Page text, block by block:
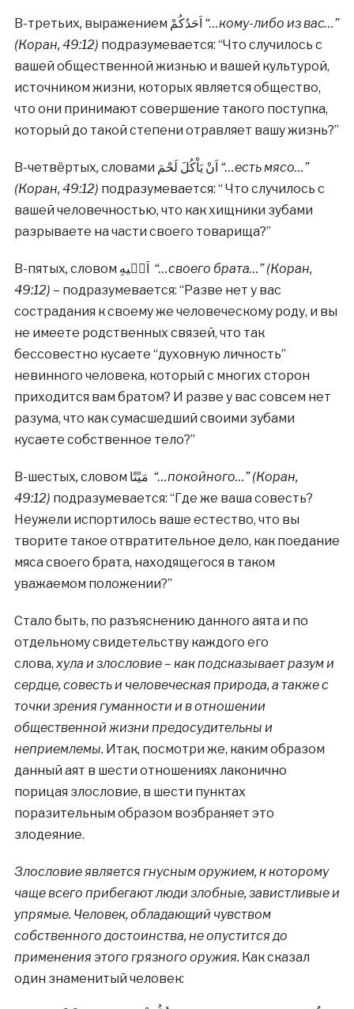
В-третьих,
“…кому-либо из вас…”
(Коран, 49:12) подразумевается: “Что случилось с
вашей общественной жизнью и вашей культурой,
источником жизни, которых является общество,
что они принимают совершение такого поступка,
который до такой степени отравляет вашу жизнь?”
В-четвёртых,
“…есть мясо…”
(Коран, 49:12) подразумевается: “ Что случилось с
вашей человечностью, что как хищники зубами
разрываете на части своего товарища?”
В-пятых,
“…своего брата…” (Коран,
49:12) – подразумевается: “Разве нет у вас
сострадания к своему же человеческому роду, и вы
не имеете родственных связей, что так
бессовестно кусаете “духовную личность”
невинного человека, который с многих сторон
приходится вам братом? И разве у вас совсем нет
разума, что как сумасшедший своими зубами
кусаете собственное тело?”
В-шестых,
“…покойного…” (Коран,
49:12) подразумевается: “Где же ваша совесть?
Неужели испортилось ваше естество, что вы
творите такое отвратительное дело, как поедание
мяса своего брата, находящегося в таком
уважаемом положении?”
Стало быть, по разъяснению данного аята и по
отдельному свидетельству каждого его
слова, хула и злословие – как подсказывает разум и
сердце, совесть и человеческая природа, а также с
точки зрения гуманности и в отношении
общественной жизни предосудительны и
неприемлемы. Итак, посмотри же, каким образом
данный аят в шести отношениях лаконично
порицая злословие, в шести пунктах
поразительным образом возбраняет это
злодеяние.
Злословие является гнусным оружием, к которому
чаще всего прибегают люди злобные, завистливые и
упрямые. Человек, обладающий чувством
собственного достоинства, не опустится до
применения этого грязного оружия. Как сказал
один знаменитый человек: